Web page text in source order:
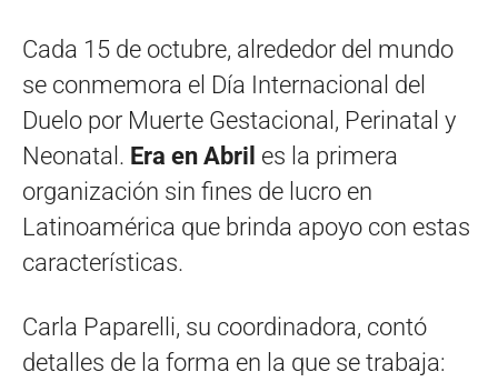
Cada 15 de octubre, alrededor del mundo
se conmemora el Día Internacional del
Duelo por Muerte Gestacional, Perinatal y
Neonatal. Era en Abril es la primera
organización sin fines de lucro en
Latinoamérica que brinda apoyo con estas
características.
Carla Paparelli, su coordinadora, contó
detalles de la forma en la que se trabaja: